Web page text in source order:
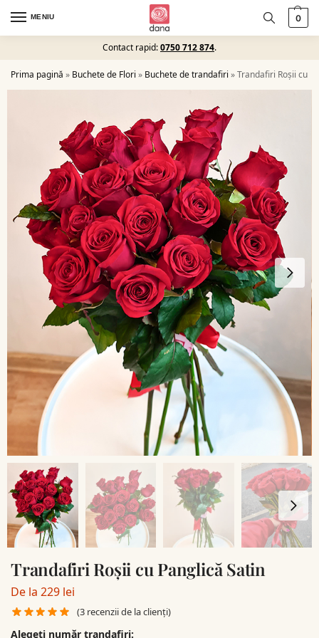
MENIU 0
Contact rapid:0750 712 874.
Prima pagină » Buchete de Flori » Buchete de trandafiri »Trandafiri Roșii cu
Trandafiri Roșii cu Panglică Satin
De la 229 lei
(3 recenzii de la clienți)
Alegeți număr trandafiri: